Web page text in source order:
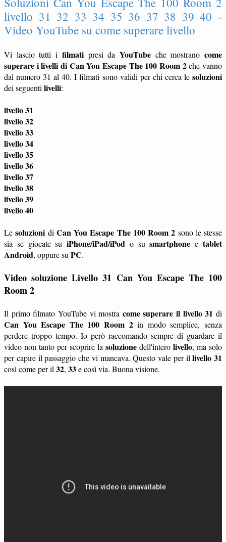
livello 31 32 33 34 35 36 37 38 39 40 -
Video YouTube su come superare livello
Vi lascio tutti i filmatipresi da YouTubeche mostranocome
superare i livelli di Can You Escape The 100 Room 2che vanno
dal numero 31 al 40. I filmati sono validi per chi cerca le soluzioni
dei seguenti livelli:
livello 31
livello 32
livello 33
livello 34
livello 35
livello 36
livello 37
livello 38
livello 39
livello 40
Lesoluzioni di Can You Escape The 100 Room 2 sono le stesse
sia se giocate suiPhone/iPad/iPod o susmartphone etablet
Android, oppure su PC.
Video soluzione Livello 31 Can You Escape The 100
Room 2
Il primo filmato YouTube vi mostra come superare il livello 31 di
Can You Escape The 100 Room 2in modo semplice, senza
perdere troppo tempo. Io però raccomando sempre di guardare il
video non tanto per scoprire la soluzione dell'intero livello, ma solo
per capire il passaggio che vi mancava. Questo vale per illivello 31
così come per il 32, 33e così via. Buona visione.